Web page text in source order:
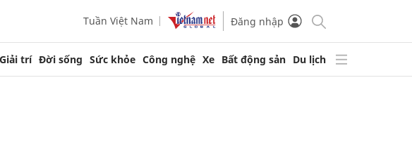
Tuần Việt Nam Đăng nhập
trí Đời sống Sức khỏe Công nghệ Xe Bất động sản Du lịch